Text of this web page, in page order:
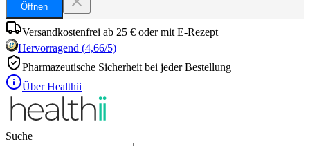
Öffnen
Versandkostenfrei ab 25 € oder mit E-Rezept
Hervorragend (4,66/5)
Pharmazeutische Sicherheit bei jeder Bestellung
Über Healthii
Suche